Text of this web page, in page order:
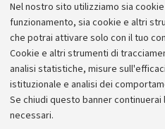
Nel nostro sito utilizziamo sia
funzionamento, sia cookie e altri
che potrai attivare solo con il tuo
Cookie e altri strumenti di
analisi statistiche, misure
istituzionale e analisi dei
Se chiudi questo banner
necessari.
serie di concerti che
ma sempre di qualità.